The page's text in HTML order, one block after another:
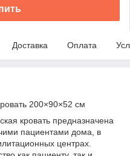
Доставка Оплата
200×90×52 см
кровать предназначена
пациентами дома, в
центрах.